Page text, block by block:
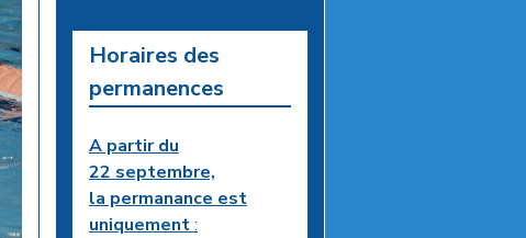
Horaires des
permanences
A partir du
22 septembre,
la permanance est
uniquement: